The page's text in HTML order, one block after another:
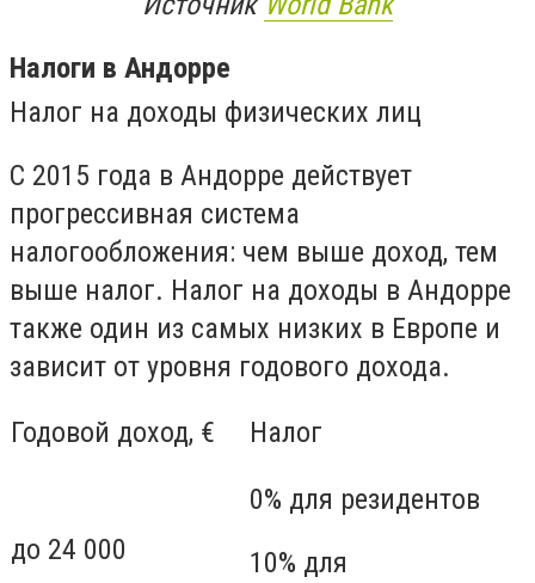
Налоги в Андорре
Налог на доходы физических лиц
С 2015 года в Андорре действует
прогрессивная система
налогообложения: чем выше доход, тем
выше налог. Налог на доходы в Андорре
также один из самых низких в Европе и
зависит от уровня годового дохода.
Годовой доход, €
Налог
до 24 000
0% для резидентов
10% для